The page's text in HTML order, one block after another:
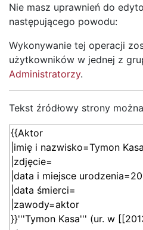
Nie masz uprawnień do
następującego powodu:
Wykonywanie tej operacji
użytkowników w jednej z
Administratorzy.
Tekst źródłowy strony